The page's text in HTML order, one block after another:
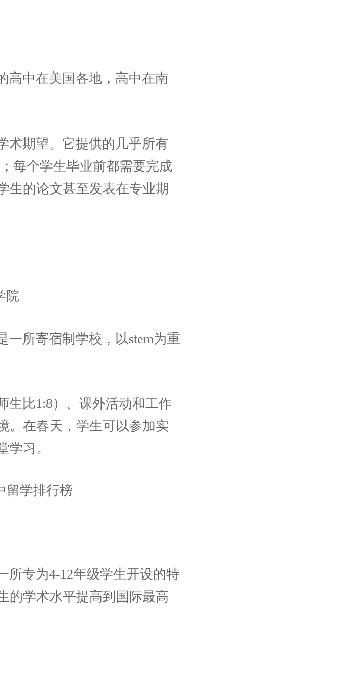
高中在美国各地，高中在南
术期望。它提供的几乎所有
每个学生毕业前都需要完成
生的论文甚至发表在专业期
院
一所寄宿制学校，以stem为重
生比1:8）、课外活动和工作
。在春天，学生可以参加实
学习。
所专为4-12年级学生开设的特
的学术水平提高到国际最高